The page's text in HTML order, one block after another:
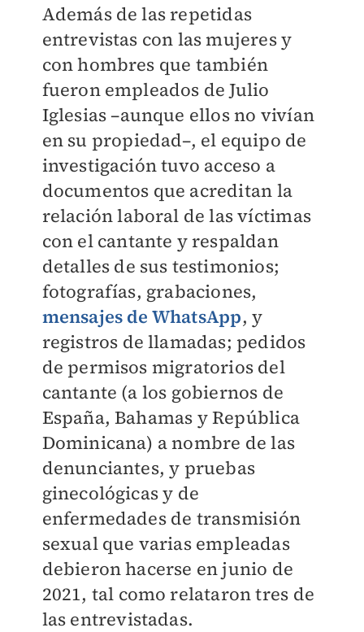
Además de las repetidas
entrevistas con las mujeres y
con hombres que también
fueron empleados de Julio
Iglesias –aunque ellos no vivían
en su propiedad–, el equipo de
investigación tuvo acceso a
documentos que acreditan la
relación laboral de las víctimas
con el cantante y respaldan
detalles de sus testimonios;
fotografías, grabaciones,
mensajes de WhatsApp, y
registros de llamadas; pedidos
de permisos migratorios del
cantante (a los gobiernos de
España, Bahamas y República
Dominicana) a nombre de las
denunciantes, y pruebas
ginecológicas y de
enfermedades de transmisión
sexual que varias empleadas
debieron hacerse en junio de
2021, tal como relataron tres de
las entrevistadas.